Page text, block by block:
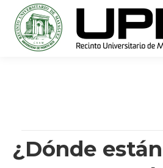
¿Dónde están